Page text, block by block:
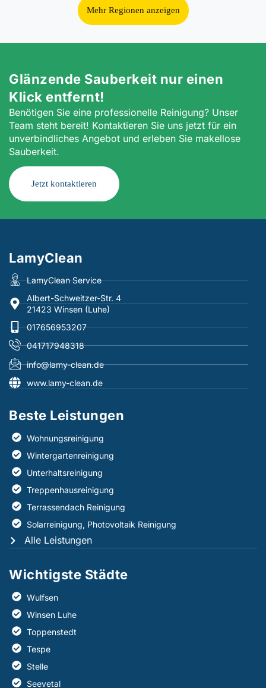
Mehr Regionen anzeigen
Glänzende Sauberkeit nur einen
Klick entfernt!
Benötigen Sie eine professionelle Reinigung? Unser
Team steht bereit! Kontaktieren Sie uns jetzt für ein
unverbindliches Angebot und erleben Sie makellose
Sauberkeit.
Jetzt kontaktieren
LamyClean
LamyClean Service
Albert-Schweitzer-Str. 4
21423 Winsen (Luhe)
017656953207
041717948318
info@lamy-clean.de
www.lamy-clean.de
Beste Leistungen​
Wohnungsreinigung
Wintergartenreinigung
Unterhaltsreinigung
Treppenhausreinigung
Terrassendach Reinigung
Solarreinigung, Photovoltaik Reinigung
Alle Leistungen
Wichtigste Städte
Wulfsen
Winsen Luhe
Toppenstedt
Tespe
Stelle
Seevetal